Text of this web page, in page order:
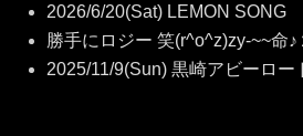
2026/6/20(Sat) LEMON SONG
勝手にロジー 笑(r^o^z)zy-~~命♪
2025/11/9(Sun) 黒崎アビーロー